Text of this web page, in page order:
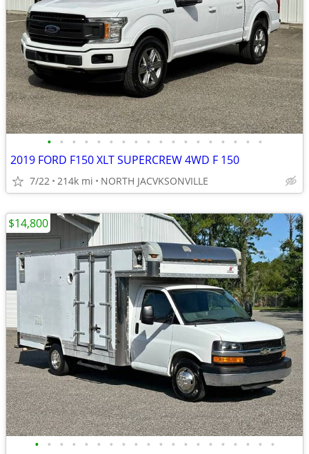
• • • • • • • • • • • • • • • • • •
2019 FORD F150 XLT SUPERCREW 4WD F 150
7/22 214k mi NORTH JACVKSONVILLE
• • • • • • • • • • • • • • • • • • • •
$14,800